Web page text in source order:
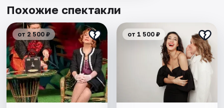
Похожие спектакли
от 2 500 ₽ от 1 500 ₽